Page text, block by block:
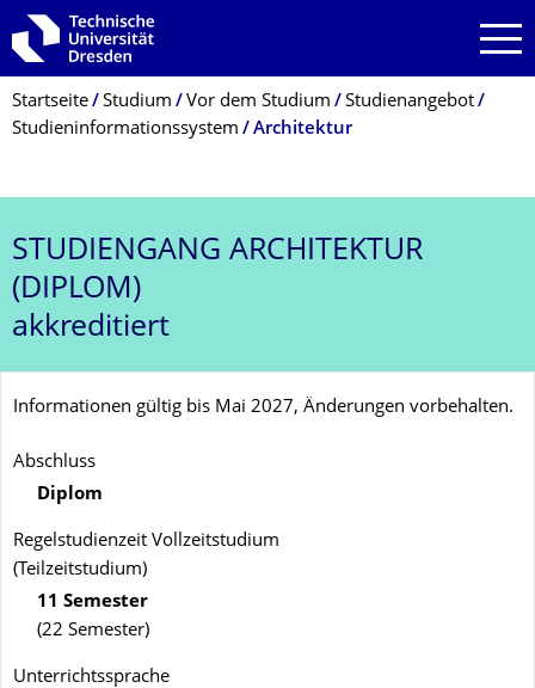
Zur Hauptnavigation springen
Zur Suche springen
Zum Inhalt springen
Breadcrumb-Menü
Startseite Studium Vor dem Studium
Studienangebot
Studieninformationssystem
Architektur
STUDIENGANG ARCHITEKTUR
(DIPLOM)
akkreditiert
Informationen gültig bis Mai 2027, Änderungen vorbehalten.
Abschluss
Diplom
Regelstudienzeit Vollzeitstudium
(Teilzeitstudium)
11 Semester
(22 Semester)
Unterrichtssprache